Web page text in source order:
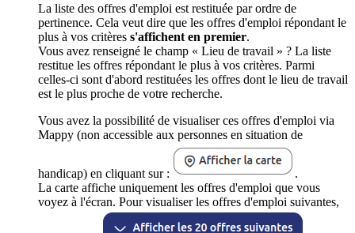
La liste des offres d'emploi est restituée par ordre de
pertinence. Cela veut dire que les offres d'emploi répondant le
plus à vos critères s'affichent en premier.
Vous avez renseigné le champ « Lieu de travail » ? La liste
restitue les offres répondant le plus à vos critères. Parmi
celles-ci sont d'abord restituées les offres dont le lieu de travail
est le plus proche de votre recherche.
Vous avez la possibilité de visualiser ces offres d'emploi via
Mappy (non accessible aux personnes en situation de
handicap) en cliquant sur :
.
La carte affiche uniquement les offres d'emploi que vous
voyez à l'écran. Pour visualiser les offres d'emploi suivantes,